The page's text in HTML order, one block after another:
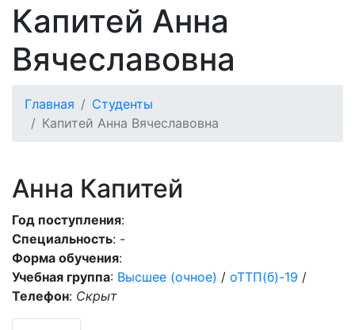
Капитей Анна
Вячеславовна
Главная
Студенты
Капитей Анна Вячеславовна
Анна Капитей
Год поступления:
Специальность: -
Форма обучения:
Учебная группа: Высшее (очное) / оТТП(б)-19 /
Телефон: Скрыт